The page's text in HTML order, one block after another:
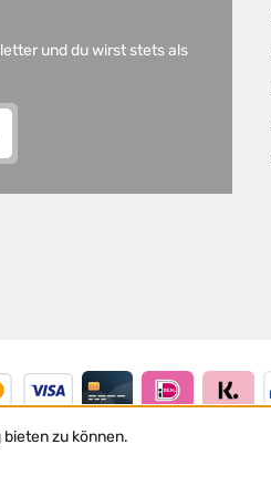
und du wirst stets als
zu können.